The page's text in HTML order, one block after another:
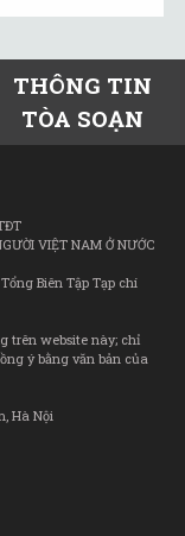
THÔNG TIN
TÒA SOẠN
VIỆT NAM Ở NƯỚC
Biên Tập Tạp chí
trên website này; chỉ
ý bằng văn bản của
Hà Nội